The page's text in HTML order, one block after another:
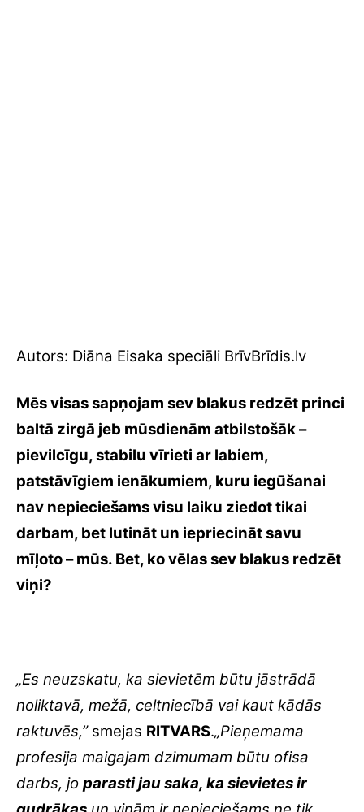
Autors: Diāna Eisaka speciāli BrīvBrīdis.lv
Mēs visas sapņojam sev blakus redzēt princi
baltā zirgā jeb mūsdienām atbilstošāk –
pievilcīgu, stabilu vīrieti ar labiem,
patstāvīgiem ienākumiem, kuru iegūšanai
nav nepieciešams visu laiku ziedot tikai
darbam, bet lutināt un iepriecināt savu
mīļoto – mūs. Bet, ko vēlas sev blakus redzēt
viņi?
„Es neuzskatu, ka sievietēm būtu jāstrādā
noliktavā, mežā, celtniecībā vai kaut kādās
raktuvēs,”smejas RITVARS.„Pieņemama
profesija maigajam dzimumam būtu ofisa
darbs, jo parasti jau saka, ka sievietes ir